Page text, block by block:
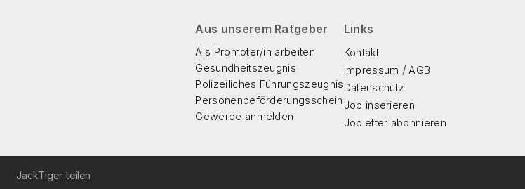
Aus unserem Ratgeber
Als Promoter/in arbeiten
Gesundheitszeugnis
Polizeiliches Führungszeugnis
Personenbeförderungsschein
Gewerbe anmelden
Links
Kontakt
Impressum /AGB
Datenschutz
Job inserieren
Jobletter abonnieren
JackTiger teilen